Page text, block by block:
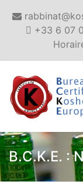
+33 6 07
B.C.K.E. :